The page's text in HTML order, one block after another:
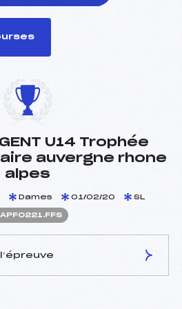
U14 Trophée
auvergne rhone
alpes
Dames 01/02/20 SL